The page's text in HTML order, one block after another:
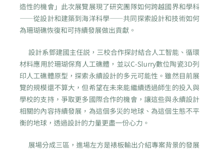
造性的機會」此次展覽展現了研究團隊如何跨越國界和學科
——從設計和建築到海洋科學——共同探索設計和技術如何
為珊瑚礁恢復和可持續發展做出貢獻。
設計系鄧建國主任説，三校合作探討結合人工智能、循環
材料應用於珊瑚保育人工礁體，並以C-Slurry數位陶瓷3D列
印人工礁體原型，探索永續設計的多元可能性。雖然目前展
覽的規模還不算大，但希望在未來能繼續透過師生的投入與
學校的支持，爭取更多國際合作的機會，讓這些與永續設計
相關的內容持續發展，為這個多災的地球、為這個生態不平
衡的地球，透過設計的力量更盡一份心力。
展場分成三區，進場左方是裱板輸出介紹專案背景的發展